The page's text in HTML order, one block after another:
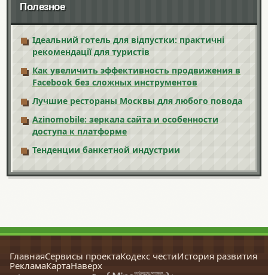
Полезное
Ідеальний готель для відпустки: практичні
рекомендації для туристів
Как увеличить эффективность продвижения в
Facebook без сложных инструментов
Лучшие рестораны Москвы для любого повода
Azinomobile: зеркала сайта и особенности
доступа к платформе
Тенденции банкетной индустрии
ГлавнаяСервисы проектаКодекс честиИстория развития
РекламаКартаНаверх